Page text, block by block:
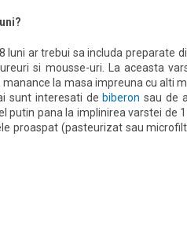
luni ar trebui sa includa preparate
si mousse-uri. La aceasta
la masa impreuna cu alti
sunt interesati de biberonsau de
pana la implinirea varstei de 1
proaspat (pasteurizat sau